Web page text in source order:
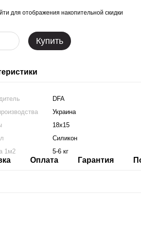
для отображения накопительной скидки
Купить
DFA
Украина
18х15
Силикон
1м2
5-6 кг
Оплата Гарантия